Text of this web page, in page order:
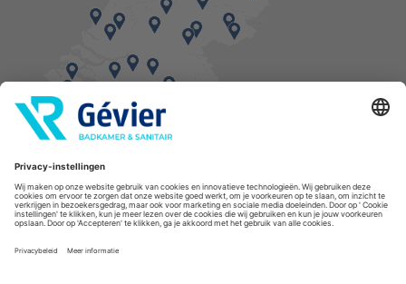
Vind een balie in de buurt
* Bestellingen geplaatst in het weekend worden, mits voorradig, dinsdag geleverd.
Cookies